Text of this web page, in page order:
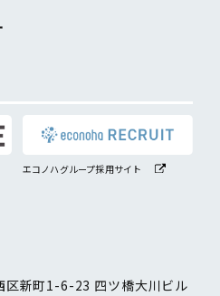
エコノハグループ採用サイト
新町1-6-23 四ツ橋大川ビル